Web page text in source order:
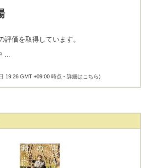
評価を取得しています。
19:26 GMT +09:00 時点 -詳細はこちら)